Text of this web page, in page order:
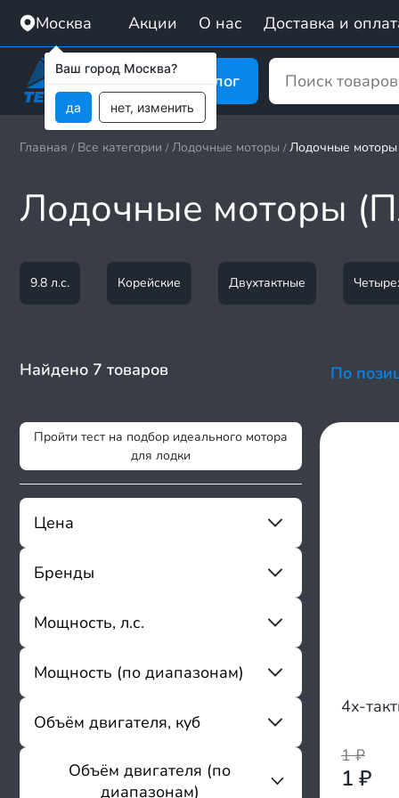
Москва Акции О нас Доставка и
Каталог
Главная / Все категории / Лодочные моторы / Лодочные моторы
Лодочные моторы
9.8 л.с. Корейские Двухтактные
Найдено 7 товаров По
Пройти тест на подбор идеального мотора
для лодки
Цена
От
Бренды
Mikatsu
Magnum Pro
Allfa
Avantis
Bossland
Breeze
Мощность, л.с.
От До
Мощность (по диапазонам)
до 3.9
7 - 9.8
9.9 - 20
Объём двигателя, куб
До
Объём двигателя (по
диапазонам)
4х-
1₽
1 ₽
Ваш город Москва?
да нет, изменить